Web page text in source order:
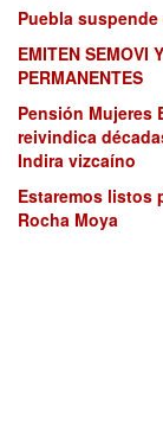
Puebla
EMITEN SEMOVI
PERMANENTES
Pensión Mujeres
reivindica
Indira vizcaíno
Estaremos listos
Rocha Moya